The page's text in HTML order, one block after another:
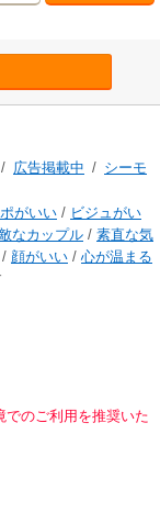
/ 広告掲載中 / シーモ
がいい / ビジュがい
なカップル / 素直な気
/ 顔がいい / 心が温まる
のご利用を推奨いた